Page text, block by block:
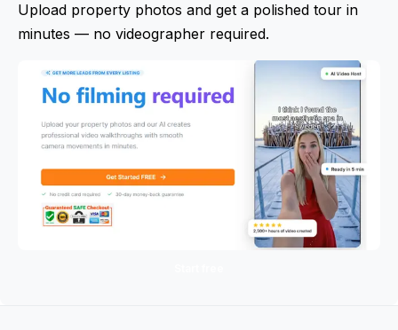
Upload property photos and get a polished tour in
minutes — no videographer required.